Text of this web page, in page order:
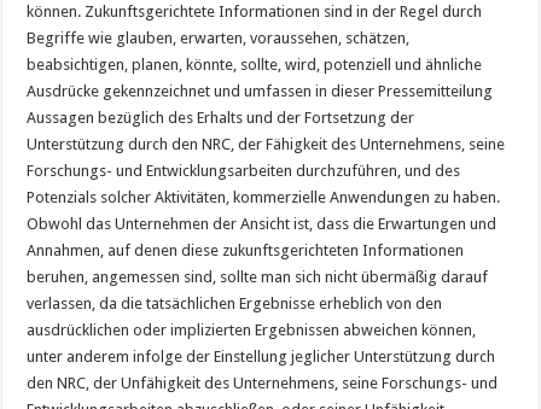
können. Zukunftsgerichtete Informationen sind in der Regel durch
Begriffe wie glauben, erwarten, voraussehen, schätzen,
beabsichtigen, planen, könnte, sollte, wird, potenziell und ähnliche
Ausdrücke gekennzeichnet und umfassen in dieser Pressemitteilung
Aussagen bezüglich des Erhalts und der Fortsetzung der
Unterstützung durch den NRC, der Fähigkeit des Unternehmens, seine
Forschungs- und Entwicklungsarbeiten durchzuführen, und des
Potenzials solcher Aktivitäten, kommerzielle Anwendungen zu haben.
Obwohl das Unternehmen der Ansicht ist, dass die Erwartungen und
Annahmen, auf denen diese zukunftsgerichteten Informationen
beruhen, angemessen sind, sollte man sich nicht übermäßig darauf
verlassen, da die tatsächlichen Ergebnisse erheblich von den
ausdrücklichen oder implizierten Ergebnissen abweichen können,
unter anderem infolge der Einstellung jeglicher Unterstützung durch
den NRC, der Unfähigkeit des Unternehmens, seine Forschungs- und